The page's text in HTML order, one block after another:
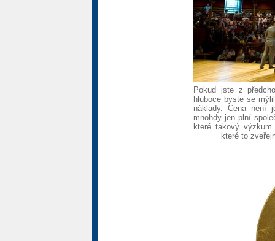
Pokud jste z
hluboce byste se
náklady. Cena není
mnohdy jen plní
které takový
které to